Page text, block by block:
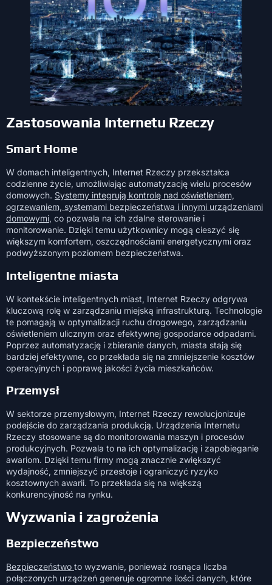
Zastosowania Internetu Rzeczy
Smart Home
W domach inteligentnych, Internet Rzeczy przekształca
codzienne życie, umożliwiając automatyzację wielu procesów
domowych. Systemy integrują kontrolę nad oświetleniem,
ogrzewaniem, systemami bezpieczeństwa i innymi urządzeniami
domowymi, co pozwala na ich zdalne sterowanie i
monitorowanie. Dzięki temu użytkownicy mogą cieszyć się
większym komfortem, oszczędnościami energetycznymi oraz
podwyższonym poziomem bezpieczeństwa.
Inteligentne miasta
W kontekście inteligentnych miast, Internet Rzeczy odgrywa
kluczową rolę w zarządzaniu miejską infrastrukturą. Technologie
te pomagają w optymalizacji ruchu drogowego, zarządzaniu
oświetleniem ulicznym oraz efektywnej gospodarce odpadami.
Poprzez automatyzację i zbieranie danych, miasta stają się
bardziej efektywne, co przekłada się na zmniejszenie kosztów
operacyjnych i poprawę jakości życia mieszkańców.
Przemysł
W sektorze przemysłowym, Internet Rzeczy rewolucjonizuje
podejście do zarządzania produkcją. Urządzenia Internetu
Rzeczy stosowane są do monitorowania maszyn i procesów
produkcyjnych. Pozwala to na ich optymalizację i zapobieganie
awariom. Dzięki temu firmy mogą znacznie zwiększyć
wydajność, zmniejszyć przestoje i ograniczyć ryzyko
kosztownych awarii. To przekłada się na większą
konkurencyjność na rynku.
Wyzwania i zagrożenia
Bezpieczeństwo
Bezpieczeństwo to wyzwanie, ponieważ rosnąca liczba
połączonych urządzeń generuje ogromne ilości danych, które